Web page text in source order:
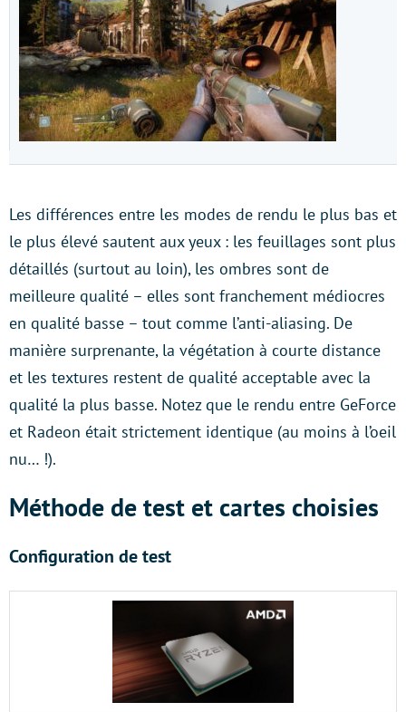
Les différences entre les modes de rendu le plus bas et
le plus élevé sautent aux yeux : les feuillages sont plus
détaillés (surtout au loin), les ombres sont de
meilleure qualité – elles sont franchement médiocres
en qualité basse – tout comme l’anti-aliasing. De
manière surprenante, la végétation à courte distance
et les textures restent de qualité acceptable avec la
qualité la plus basse. Notez que le rendu entre GeForce
et Radeon était strictement identique (au moins à l’oeil
nu… !).
Méthode de test et cartes choisies
Configuration de test